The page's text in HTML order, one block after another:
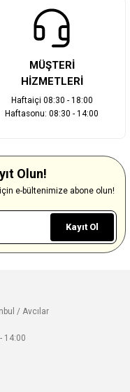
MÜŞTERİ
HİZMETLERİ
Haftaiçi 08:30 - 18:00
Haftasonu: 08:30 - 14:00
Olun!
e-bültenimize abone olun!
Kayıt Ol
/ Avcılar
14:00